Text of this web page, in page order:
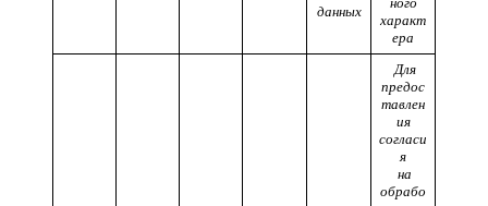
данных
характ
ера
Для
предос
тавлен
ия
согласи
я
на
обрабо